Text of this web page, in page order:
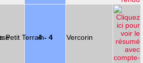
4 - 4 Vercorin